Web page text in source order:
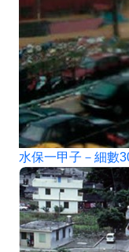
水保一甲子－細數